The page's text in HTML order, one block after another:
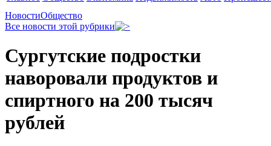
НовостиОбщество
Все новости этой рубрики
Сургутские подростки
наворовали продуктов и
спиртного на 200 тысяч
рублей